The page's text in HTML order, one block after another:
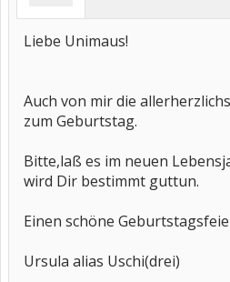
Liebe Unimaus!
Auch von mir die
zum Geburtstag.
Bitte,laß es im neuen
wird Dir bestimmt guttun.
Einen schöne
Ursula alias Uschi(drei)